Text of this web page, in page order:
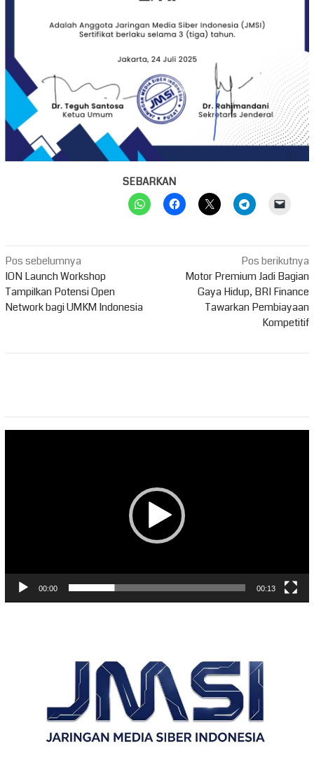
SEBARKAN
Navigasi
pos
Pos sebelumnya
ION Launch Workshop
Tampilkan Potensi Open
Network bagi UMKM Indonesia
Pos berikutnya
Motor Premium Jadi Bagian
Gaya Hidup, BRI Finance
Tawarkan Pembiayaan
Kompetitif
00:00 00:13